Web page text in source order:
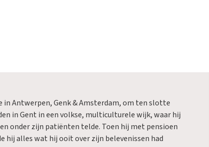
in Antwerpen, Genk & Amsterdam, om ten slotte
in Gent in een volkse, multiculturele wijk, waar hij
onder zijn patiënten telde. Toen hij met pensioen
hij alles wat hij ooit over zijn belevenissen had